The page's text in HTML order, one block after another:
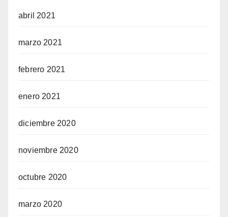
abril 2021
marzo 2021
febrero 2021
enero 2021
diciembre 2020
noviembre 2020
octubre 2020
marzo 2020